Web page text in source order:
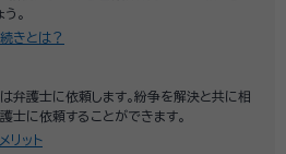
。
きとは？
弁護士に依頼します。紛争を解決と共に相
士に依頼することができます。
リット